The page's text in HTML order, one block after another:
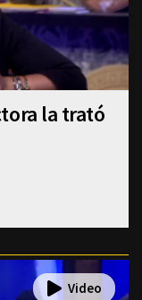
la trató